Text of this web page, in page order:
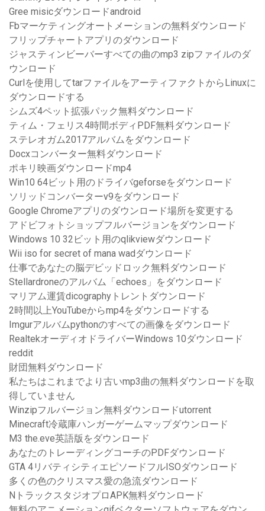
Gree misicダウンロードandroid
Fbマーケティングオートメーションの無料ダウンロード
フリップチャートアプリのダウンロード
ジャスティンビーバーすべての曲のmp3 zipファイルのダ
ウンロード
Curlを使用してtarファイルをアーティファクトからLinuxに
ダウンロードする
シムズ4ペット拡張パック無料ダウンロード
ティム・フェリス4時間ボディPDF無料ダウンロード
ステレオガム2017アルバムをダウンロード
Docxコンバーター無料ダウンロード
ポキリ映画ダウンロードmp4
Win10 64ビット用のドライバgeforseをダウンロード
ソリッドコンバーターv9をダウンロード
Google Chromeアプリのダウンロード場所を変更する
アドビフォトショップフルバージョンをダウンロード
Windows 10 32ビット用のqlikviewダウンロード
Wii iso for secret of mana wadダウンロード
仕事であなたの脳デビッドロック無料ダウンロード
Stellardroneのアルバム「echoes」をダウンロード
マリアム運賃dicographyトレントダウンロード
2時間以上YouTubeからmp4をダウンロードする
Imgurアルバムpythonのすべての画像をダウンロード
RealtekオーディオドライバーWindows 10ダウンロード
reddit
財団無料ダウンロード
私たちはこれまでより古いmp3曲の無料ダウンロードを取
得していません
Winzipフルバージョン無料ダウンロードutorrent
Minecraft冷蔵庫ハンガーゲームマップダウンロード
M3 the.eve英語版をダウンロード
あなたのトレーディングコーチのPDFダウンロード
GTA 4リバティシティエピソードフルISOダウンロード
多くの色のクリスマス愛の急流ダウンロード
NトラックスタジオプロAPK無料ダウンロード